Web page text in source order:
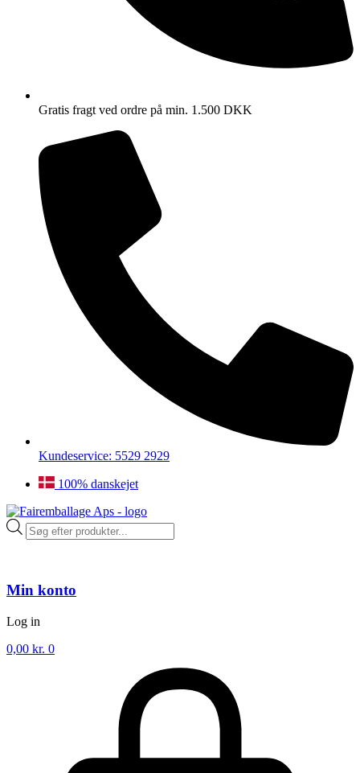
Gratis fragt ved ordre på min. 1.500 DKK
Kundeservice: 5529 2929
100% danskejet
Products
search
Min konto
Log in
0,00 kr. 0